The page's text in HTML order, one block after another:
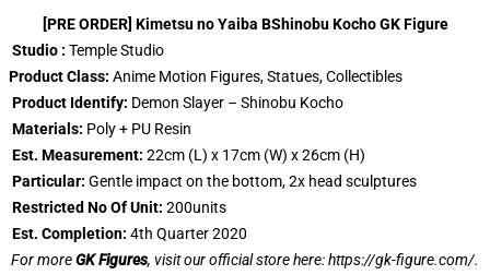
[PRE ORDER] Kimetsu no Yaiba BShinobu Kocho GK Figure
Studio : Temple Studio
Product Class: Anime Motion Figures, Statues, Collectibles
Product Identify: Demon Slayer – Shinobu Kocho
Materials: Poly + PU Resin
Est. Measurement: 22cm (L) x 17cm (W) x 26cm (H)
Particular: Gentle impact on the bottom, 2x head sculptures
Restricted No Of Unit: 200units
Est. Completion: 4th Quarter 2020
For moreGK Figures, visit our official store here:https://gk-figure.com/.